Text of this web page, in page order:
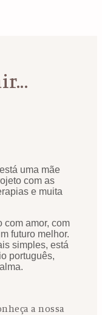
uma mãe
com as
e muita
com amor, com
futuro melhor.
simples, está
português,
a nossa